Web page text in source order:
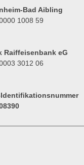
Bad Aibling
1008 59
Raiffeisenbank eG
3012 06
Identifikationsnummer